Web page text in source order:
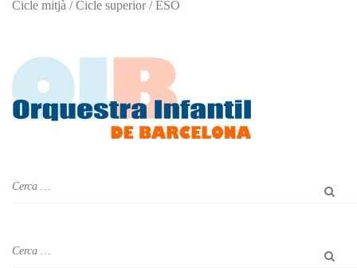
Cicle mitjà / Cicle superior / ESO